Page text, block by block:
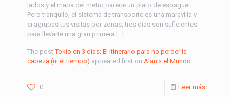
lados y el mapa del metro parece un plato de espagueti.
Pero tranquilo, el sistema de transporte es una maravilla y
si agrupas tus visitas por zonas, tres días son suficientes
para llevarte una gran primera […]
The postTokio en 3 días: El itinerario para no perder la
cabeza (ni el tiempo) appeared first on Alan x el Mundo.
0 Leer más